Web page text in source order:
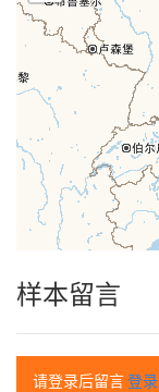
样本留言
请登录后留言 登录